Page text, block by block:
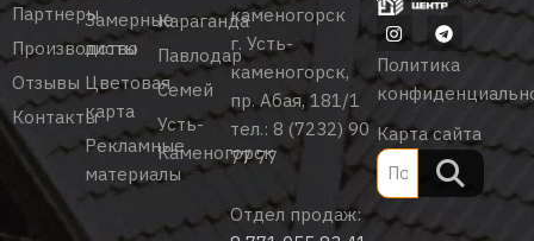
Партнеры
Производство
Отзывы
Контакты
Замерные
листы
Цветовая
карта
Рекламные
материалы
Караганда
Павлодар
Семей
Усть-
Каменогорск
каменогорск
г. Усть-
каменогорск,
пр. Абая, 181/1
тел.:8 (7232) 90
77 77
Отдел продаж:
Политика
Карта сайта